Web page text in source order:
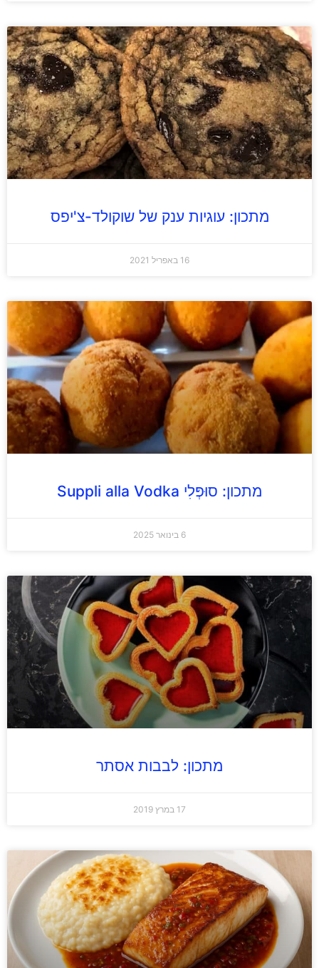
מתכון: עוגיות ענק של שוקולד-צ'יפס
16 באפריל 2021
מתכון: סוּפְּלִי Suppli alla Vodka
6 בינואר 2025
מתכון: לבבות אסתר
17 במרץ 2019